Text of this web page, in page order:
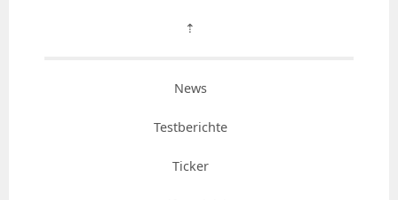
⇡
News
Testberichte
Ticker